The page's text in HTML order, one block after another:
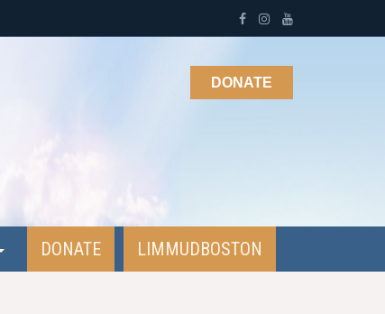
DONATE
DONATE LIMMUDBOSTON